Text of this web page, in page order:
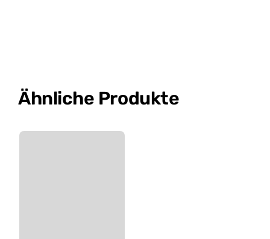
Ähnliche Produkte